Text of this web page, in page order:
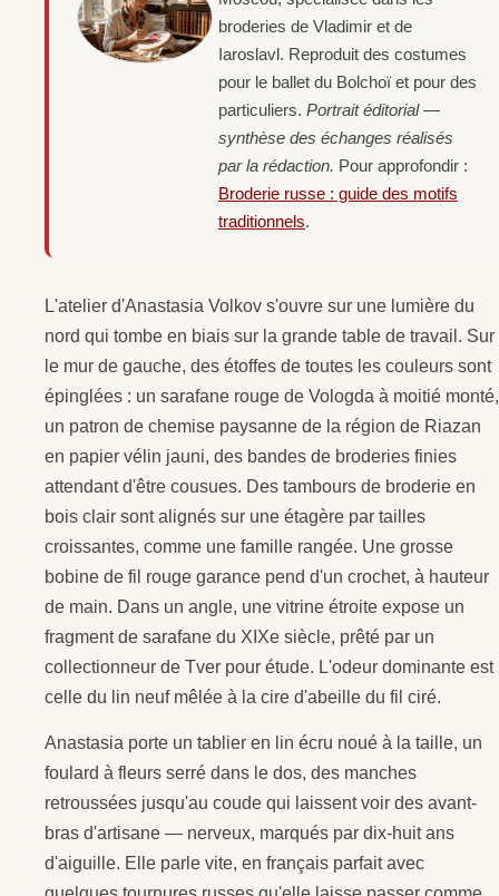
broderies de Vladimir et de
Iaroslavl. Reproduit des costumes
pour le ballet du Bolchoï et pour des
particuliers. Portrait éditorial —
synthèse des échanges réalisés
par la rédaction. Pour approfondir :
Broderie russe : guide des motifs
traditionnels.
L'atelier d'Anastasia Volkov s'ouvre sur une lumière du
nord qui tombe en biais sur la grande table de travail. Sur
le mur de gauche, des étoffes de toutes les couleurs sont
épinglées : un sarafane rouge de Vologda à moitié monté,
un patron de chemise paysanne de la région de Riazan
en papier vélin jauni, des bandes de broderies finies
attendant d'être cousues. Des tambours de broderie en
bois clair sont alignés sur une étagère par tailles
croissantes, comme une famille rangée. Une grosse
bobine de fil rouge garance pend d'un crochet, à hauteur
de main. Dans un angle, une vitrine étroite expose un
fragment de sarafane du XIXe siècle, prêté par un
collectionneur de Tver pour étude. L'odeur dominante est
celle du lin neuf mêlée à la cire d'abeille du fil ciré.
Anastasia porte un tablier en lin écru noué à la taille, un
foulard à fleurs serré dans le dos, des manches
retroussées jusqu'au coude qui laissent voir des avant-
bras d'artisane — nerveux, marqués par dix-huit ans
d'aiguille. Elle parle vite, en français parfait avec